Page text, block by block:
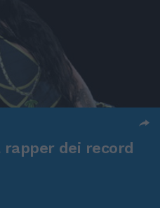
dei record